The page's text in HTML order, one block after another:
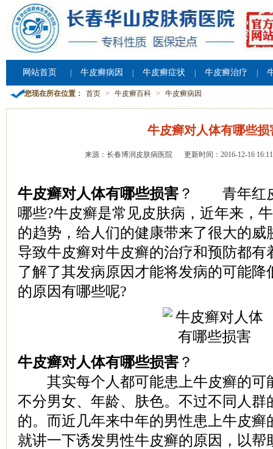
网站首页 牛皮癣病因 牛皮癣症状 牛皮癣治疗
您现在所在位置： 首页 > 牛皮癣百科 > 牛皮癣病因
牛皮癣对人体有哪些损
来源：长春博润皮肤病医院 更新时间：2016-12-16
牛皮癣对人体有哪些损害 ？ 青年红皮
哪些?牛皮癣是常见皮肤病，近年来，
的趋势，给人们的健康带来了很大的威
导致牛皮癣对牛皮癣的治疗和预防都有
了解了其发病原因才能将发病的可能降
的原因有哪些呢?
牛皮癣对人体有哪些损害 ？
其实每个人都可能患上牛皮癣的可
不分男女、年龄、肤色。不过不同人群
的。而近几年来中年的男性患上牛皮癣
就讲一下诱发男性牛皮癣的原因，以帮